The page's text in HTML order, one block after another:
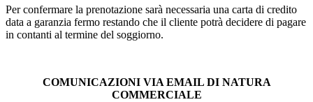
Per confermare la prenotazione sarà necessaria una carta di credito
data a garanzia fermo restando che il cliente potrà decidere di pagare
in contanti al termine del soggiorno.
COMUNICAZIONI VIA EMAIL DI NATURA
COMMERCIALE